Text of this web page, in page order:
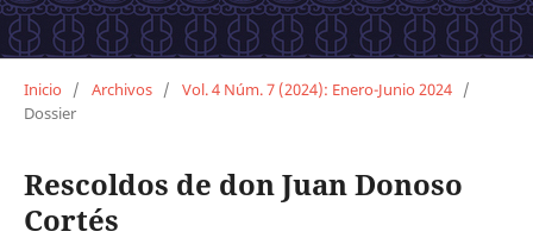
Inicio / Archivos / Vol. 4 Núm. 7 (2024): Enero-Junio 2024 /
Dossier
Rescoldos de don Juan Donoso
Cortés